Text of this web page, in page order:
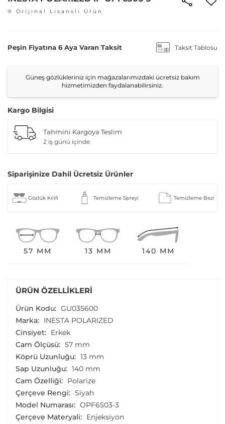
® Orijinal Lisanslı Ürün
Peşin Fiyatına 6 Aya Varan Taksit Taksit Tablosu
Güneş gözlükleriniz için mağazalarımızdaki ücretsiz bakım
hizmetimizden faydalanabilirsiniz.
Kargo Bilgisi
Tahmini Kargoya Teslim
2 iş günü içinde
Siparişinize Dahil Ücretsiz Ürünler
Gözlük Kılıfı Temizleme Spreyi Temizleme Bezi
57 MM 13 MM 140 MM
ÜRÜN ÖZELLIKLERI
Ürün Kodu: GU035600
Marka: INESTA POLARIZED
Cinsiyet: Erkek
Cam Ölçüsü: 57 mm
Köprü Uzunluğu: 13 mm
Sap Uzunluğu: 140 mm
Cam Özelliği: Polarize
Çerçeve Rengi: Siyah
Model Numarası: OPF6503-3
Çerçeve Materyali: Enjeksiyon